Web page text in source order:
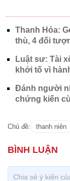
Thanh Hóa:
thù, 4 đối
Luật sư: Tài
khởi tố vì
Đánh người
chứng kiến
Chủ đề: thanh niên